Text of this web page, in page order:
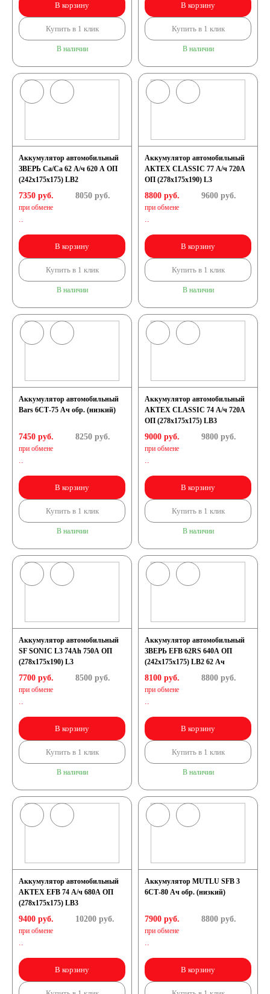
В корзину
Купить в 1 клик
В наличии
В корзину
Купить в 1 клик
В наличии
Аккумулятор автомобильный
ЗВЕРЬ Са/Са 62 А/ч 620 A ОП
(242х175х175) LB2
7350 руб.
при обмене
..
8050руб.
В корзину
Купить в 1 клик
В наличии
Аккумулятор автомобильный
АКТЕХ CLASSIC 77 А/ч 720А
ОП (278x175x190) L3
8800 руб.
при обмене
..
9600руб.
В корзину
Купить в 1 клик
В наличии
Аккумулятор автомобильный
Bars 6СТ-75 Ач обр. (низкий)
7450 руб.
при обмене
..
8250руб.
В корзину
Купить в 1 клик
В наличии
Аккумулятор автомобильный
АКТЕХ CLASSIC 74 А/ч 720А
ОП (278х175х175) LB3
9000 руб.
при обмене
..
9800руб.
В корзину
Купить в 1 клик
В наличии
Аккумулятор автомобильный
SF SONIC L3 74Ah 750A ОП
(278х175х190) L3
7700 руб.
при обмене
..
8500руб.
В корзину
Купить в 1 клик
В наличии
Аккумулятор автомобильный
ЗВЕРЬ EFB 62RS 640A ОП
(242x175x175) LB2 62 Ач
8100 руб.
при обмене
..
8800руб.
В корзину
Купить в 1 клик
В наличии
Аккумулятор автомобильный
АКТЕХ EFB 74 А/ч 680А ОП
(278x175x175) LB3
9400 руб.
при обмене
..
10200руб.
В корзину
Аккумулятор MUTLU SFB 3
6СТ-80 Ач обр. (низкий)
7900 руб.
при обмене
..
8800руб.
В корзину